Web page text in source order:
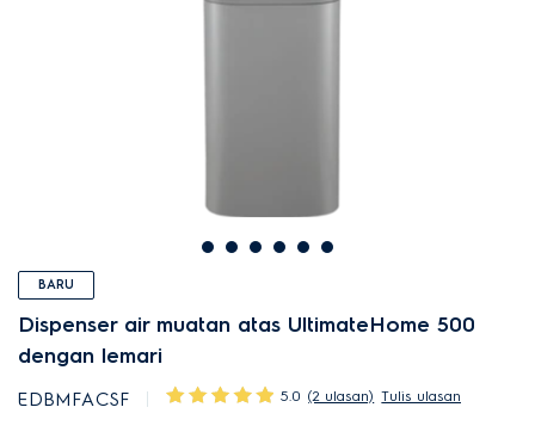
BARU
Dispenser air muatan atas UltimateHome 500
dengan lemari
EDBMFACSF 5.0 (2 ulasan) Tulis ulasan